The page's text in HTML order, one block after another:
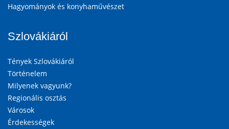
Hagyományok és konyhaművészet
Szlovákiáról
Tények Szlovákiáról
Történelem
Milyenek vagyunk?
Regionális osztás
Városok
Érdekességek